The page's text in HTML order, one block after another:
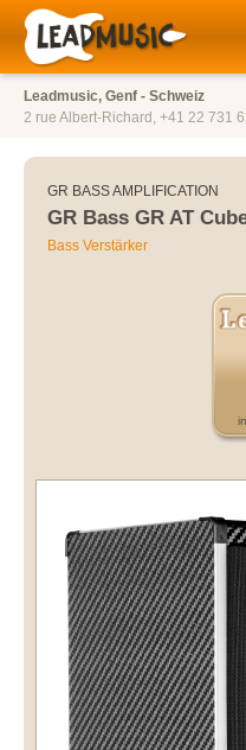
Leadmusic, Genf - Schweiz
2 rue Albert-Richard, +41 22 731
GR BASS AMPLIFICATION
GR Bass GR AT
Bass Verstärker